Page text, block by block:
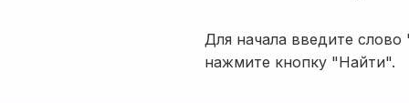
Для начала введите
нажмите кнопку "Найти".